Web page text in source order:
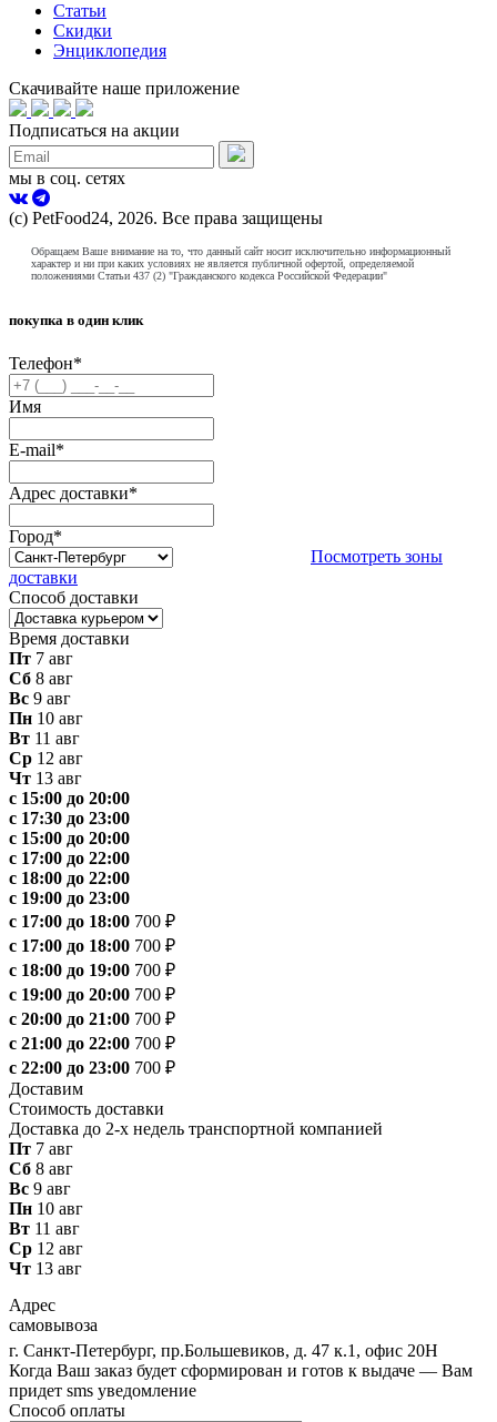
Статьи
Скидки
Энциклопедия
Скачивайте наше приложение
Подписаться на акции
мы в соц. сетях
(с) PetFood24, 2026. Все права защищены
Обращаем Ваше внимание на то, что данный сайт носит исключительно информационный
характер и ни при каких условиях не является публичной офертой, определяемой
положениями Статьи 437 (2) "Гражданского кодекса Российской Федерации"
покупка в один клик
Телефон*
Имя
E-mail*
Адрес доставки*
Город*
Посмотреть зоны
доставки
Способ доставки
Время доставки
Пт 7 авг
Сб 8 авг
Вс 9 авг
Пн 10 авг
Вт 11 авг
Ср 12 авг
Чт 13 авг
с 15:00 до 20:00
с 17:30 до 23:00
с 15:00 до 20:00
с 17:00 до 22:00
с 18:00 до 22:00
с 19:00 до 23:00
с 17:00 до 18:00 700 ₽
с 17:00 до 18:00 700 ₽
с 18:00 до 19:00 700 ₽
с 19:00 до 20:00 700 ₽
с 20:00 до 21:00 700 ₽
с 21:00 до 22:00 700 ₽
с 22:00 до 23:00 700 ₽
Доставим
Стоимость доставки
Доставка до 2-х недель транспортной компанией
Пт 7 авг
Сб 8 авг
Вс 9 авг
Пн 10 авг
Вт 11 авг
Ср 12 авг
Чт 13 авг
Адрес
самовывоза
г. Санкт-Петербург, пр.Большевиков, д. 47 к.1, офис 20Н
Когда Ваш заказ будет сформирован и готов к выдаче — Вам
придет sms уведомление
Способ оплаты